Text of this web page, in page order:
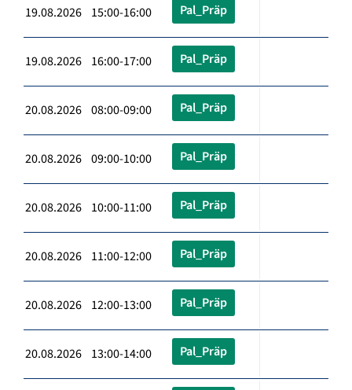
19.08.2026 15:00-16:00 Pal_Präp
19.08.2026 16:00-17:00 Pal_Präp
20.08.2026 08:00-09:00 Pal_Präp
20.08.2026 09:00-10:00 Pal_Präp
20.08.2026 10:00-11:00 Pal_Präp
20.08.2026 11:00-12:00 Pal_Präp
20.08.2026 12:00-13:00 Pal_Präp
20.08.2026 13:00-14:00 Pal_Präp